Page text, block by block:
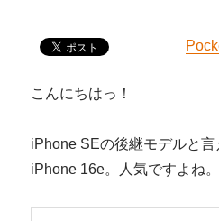
こんにちはっ！
iPhone SEの後継モデルと
iPhone 16e。人気ですよね。